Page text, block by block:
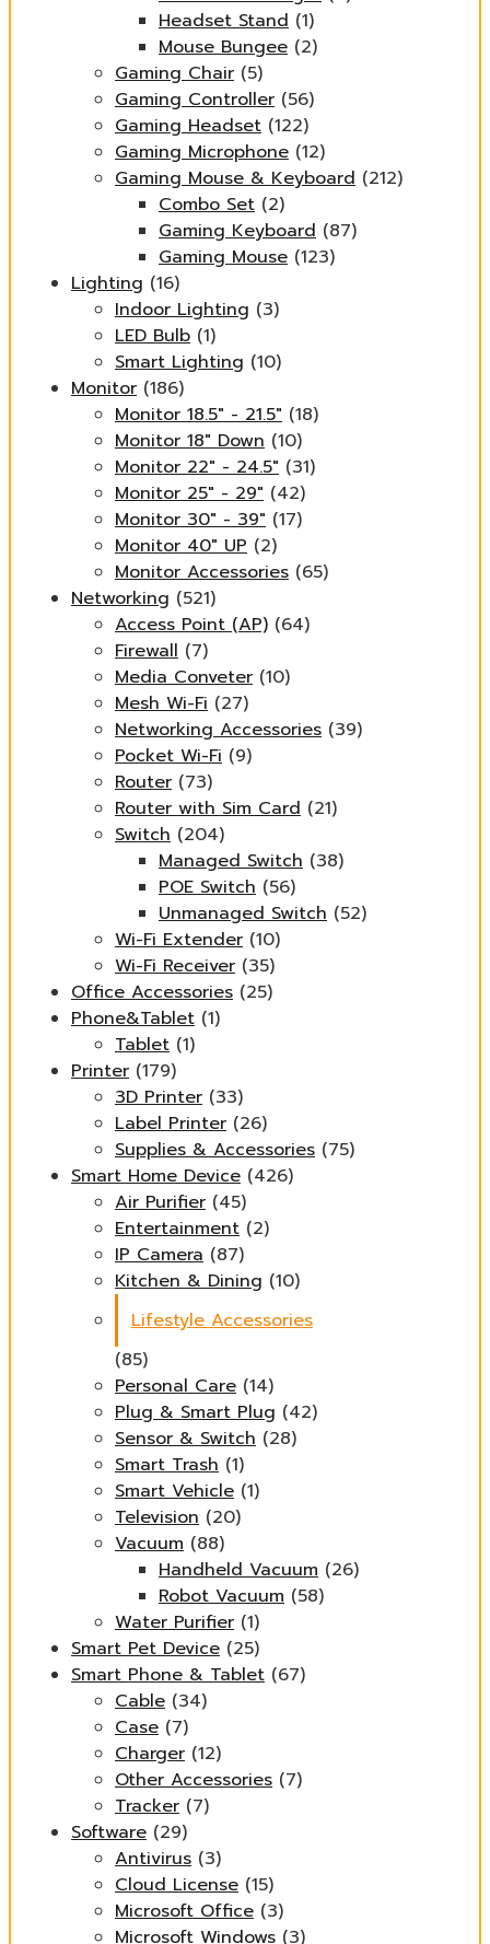
Headset Stand (1)
Mouse Bungee (2)
Gaming Chair (5)
Gaming Controller (56)
Gaming Headset (122)
Gaming Microphone (12)
Gaming Mouse & Keyboard (212)
Combo Set (2)
Gaming Keyboard (87)
Gaming Mouse (123)
Lighting (16)
Indoor Lighting (3)
LED Bulb (1)
Smart Lighting (10)
Monitor (186)
Monitor 18.5" - 21.5" (18)
Monitor 18" Down (10)
Monitor 22" - 24.5" (31)
Monitor 25" - 29" (42)
Monitor 30" - 39" (17)
Monitor 40" UP (2)
Monitor Accessories (65)
Networking (521)
Access Point (AP) (64)
Firewall (7)
Media Conveter (10)
Mesh Wi-Fi (27)
Networking Accessories (39)
Pocket Wi-Fi (9)
Router (73)
Router with Sim Card (21)
Switch (204)
Managed Switch (38)
POE Switch (56)
Unmanaged Switch (52)
Wi-Fi Extender (10)
Wi-Fi Receiver (35)
Office Accessories (25)
Phone&Tablet (1)
Tablet (1)
Printer (179)
3D Printer (33)
Label Printer (26)
Supplies & Accessories (75)
Smart Home Device (426)
Air Purifier (45)
Entertainment (2)
IP Camera (87)
Kitchen & Dining (10)
Lifestyle Accessories
(85)
Personal Care (14)
Plug & Smart Plug (42)
Sensor & Switch (28)
Smart Trash (1)
Smart Vehicle (1)
Television (20)
Vacuum (88)
Handheld Vacuum (26)
Robot Vacuum (58)
Water Purifier (1)
Smart Pet Device (25)
Smart Phone & Tablet (67)
Cable (34)
Case (7)
Charger (12)
Other Accessories (7)
Tracker (7)
Software (29)
Antivirus (3)
Cloud License (15)
Microsoft Office (3)
Microsoft Windows (3)